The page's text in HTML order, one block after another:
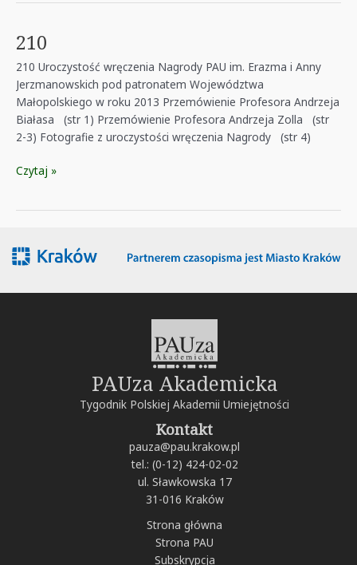
210
210 Uroczystość wręczenia Nagrody PAU im. Erazma i Anny
Jerzmanowskich pod patronatem Województwa
Małopolskiego w roku 2013 Przemówienie Profesora Andrzeja
Białasa (str 1) Przemówienie Profesora Andrzeja Zolla (str
2-3) Fotografie z uroczystości wręczenia Nagrody (str 4)
210
Czytaj »
PAUza Akademicka
Tygodnik Polskiej Akademii Umiejętności
Kontakt
pauza@pau.krakow.pl
tel.: (0-12) 424-02-02
ul. Sławkowska 17
31-016 Kraków
Strona główna
Strona PAU
Subskrypcja